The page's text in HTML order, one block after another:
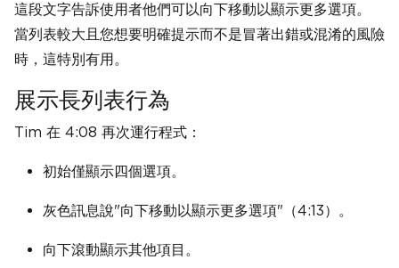
這段文字告訴使用者他們可以向下移動以顯示更多選項。
當列表較大且您想要明確提示而不是冒著出錯或混淆的風險
時，這特別有用。
展示長列表行為
Tim 在 4:08 再次運行程式：
初始僅顯示四個選項。
灰色訊息說"向下移動以顯示更多選項"（4:13）。
向下滾動顯示其他項目。